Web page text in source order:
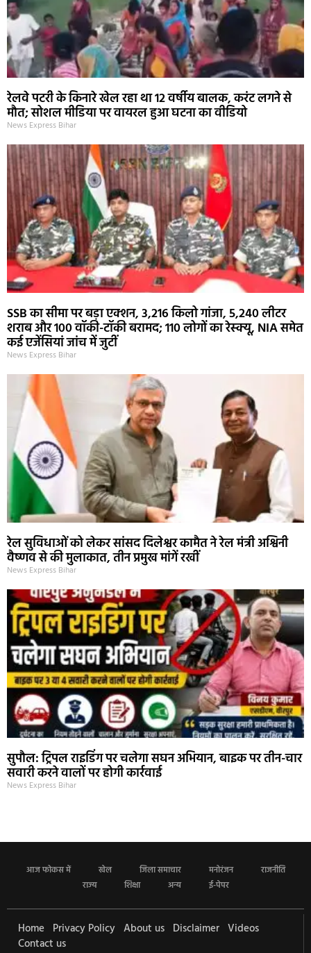
रेलवे पटरी के किनारे खेल रहा था 12 वर्षीय बालक, करंट लगने से
मौत; सोशल मीडिया पर वायरल हुआ घटना का वीडियो
News Express Bihar
SSB का सीमा पर बड़ा एक्शन, 3,216 किलो गांजा, 5,240 लीटर
शराब और 100 वॉकी-टॉकी बरामद; 110 लोगों का रेस्क्यू, NIA समेत
कई एजेंसियां जांच में जुटीं
News Express Bihar
रेल सुविधाओं को लेकर सांसद दिलेश्वर कामैत ने रेल मंत्री अश्विनी
वैष्णव से की मुलाकात, तीन प्रमुख मांगें रखीं
News Express Bihar
सुपौल: ट्रिपल राइडिंग पर चलेगा सघन अभियान, बाइक पर तीन-चार
सवारी करने वालों पर होगी कार्रवाई
News Express Bihar
आज फोकस में खेल जिला समाचार मनोरंजन
राजनीति
राज्य
शिक्षा अन्य ई-पेपर
Home Privacy Policy About us Disclaimer Videos
Contact us